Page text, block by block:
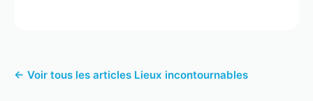
← Voir tous les articles Lieux incontournables